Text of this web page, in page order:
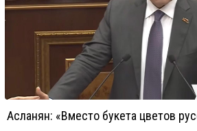
Асланян: «Вместо букета цветов